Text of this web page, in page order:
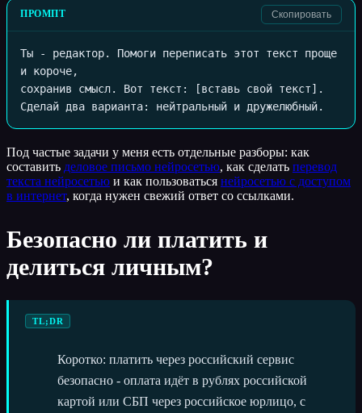
ПРОМПТ Скопировать
Ты - редактор. Помоги переписать этот текст проще
и короче,
сохранив смысл. Вот текст: [вставь свой текст].
Сделай два варианта: нейтральный и дружелюбный.
Под частые задачи у меня есть отдельные разборы: как
составить деловое письмо нейросетью, как сделать перевод
текста нейросетью и как пользоваться нейросетью с доступом
в интернет, когда нужен свежий ответ со ссылками.
Безопасно ли платить и
делиться личным?
TL;DR
Коротко: платить через российский сервис
безопасно - оплата идёт в рублях российской
картой или СБП через российское юрлицо, с